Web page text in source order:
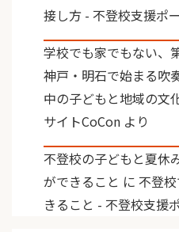
接し方 - 不登校支援ポ
学校でも家でもない、
神戸・明石で始まる吹
中の子どもと地域の文
サイトCoCon より
不登校の子どもと夏休
ができること に 不登
きること - 不登校支援